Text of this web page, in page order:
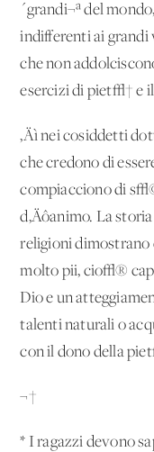
´grandi¬ª del
indifferenti ai
che non
esercizi di piet√† e
‚Äì nei cosiddetti
che credono di
compiacciono di
d‚Äôanimo. La
religioni dimostrano
molto pii, cio√®
Dio e un
talenti naturali o
con il dono della
¬†
* I ragazzi devono